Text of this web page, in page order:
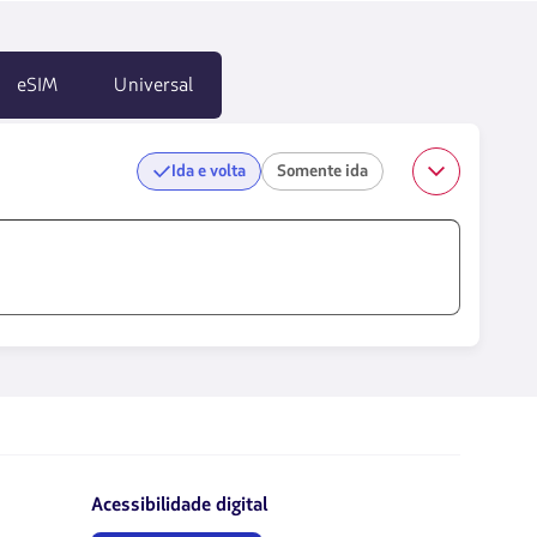
eSIM Universal
Ida e volta Somente ida
Acessibilidade digital